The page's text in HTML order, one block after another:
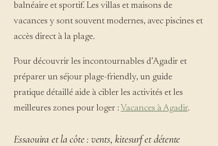
balnéaire et sportif. Les villas et maisons de
vacances y sont souvent modernes, avec piscines et
accès direct à la plage.
Pour découvrir les incontournables d’Agadir et
préparer un séjour plage-friendly, un guide
pratique détaillé aide à cibler les activités et les
meilleures zones pour loger : Vacances à Agadir.
Essaouira et la côte : vents, kitesurf et détente